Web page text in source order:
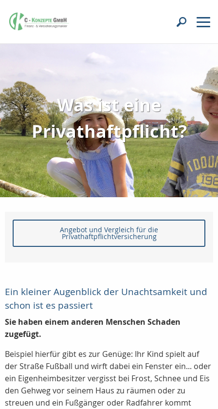
Was ist eine
Privathaftpflicht?
Angebot und Vergleich für die
Privathaftpflichtversicherung
Ein kleiner Augenblick der Unachtsamkeit und
schon ist es passiert
Sie haben einem anderen Menschen Schaden
zugefügt.
Beispiel hierfür gibt es zur Genüge: Ihr Kind spielt auf
der Straße Fußball und wirft dabei ein Fenster ein... oder
ein Eigenheimbesitzer vergisst bei Frost, Schnee und Eis
den Gehweg vor seinem Haus zu räumen oder zu
streuen und ein Fußgänger oder Radfahrer kommt